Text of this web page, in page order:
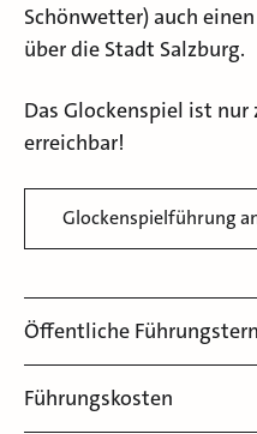
Schönwetter) auch
über die Stadt Salzburg.
Das Glockenspiel ist nur
erreichbar!
Glockenspielführung
Öffentliche
Führungskosten